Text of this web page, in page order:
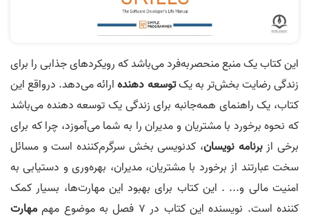
این کتاب یک منبع منحصربه‌فرد می‌باشد که رویکرد‌های جذابی را برای
زندگی رضایت بخش‌تر به یکتوسعه دهندهارائه می‌دهد. درواقع این
کتاب، یک راهنمای همه‌جانبه برای زندگی یک توسعه دهنده می‌باشد
که نحوه برخورد با مشتریان و مدیران را به شما می‌آموزد، چرا که برای
برخی ازبرنامه نویسان، کدنویسی بخش سرگرم‌کننده است و مسائل
سخت عبارتند از برخورد با مشتریان، مدیران، بهره‌وری و دستیابی به
امنیت مالی و... . این کتاب برای بهبود این مهارت‌ها، بسیار کمک
کننده است. نویسنده این کتاب در 7 فصل به موضوع مهم
مهارت